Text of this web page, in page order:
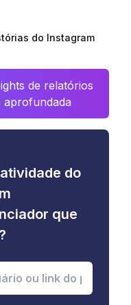
do Instagram
de relatórios
aprofundada
do
que